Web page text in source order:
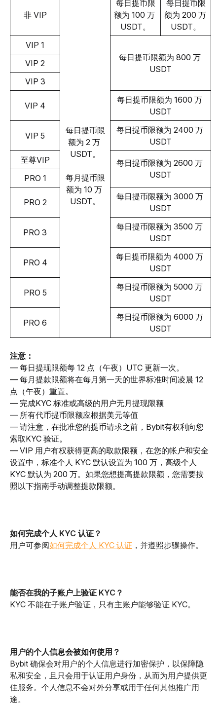
非 VIP
每日提币限
额为 2 万
USDT。
每月提币限
额为 10 万
USDT。
每日提币限
额为 100 万
USDT。
每日提币限
额为 200 万
USDT。
VIP 1
每日提币限额为 800 万
USDT
VIP 2
VIP 3
VIP 4
每日提币限额为 1600 万
USDT
VIP 5
每日提币限额为 2400 万
USDT
至尊VIP
每日提币限额为 2600 万
USDT
PRO 1
PRO 2
每日提币限额为 3000 万
USDT
PRO 3
每日提币限额为 3500 万
USDT
PRO 4
每日提币限额为 4000 万
USDT
PRO 5
每日提币限额为 5000 万
USDT
PRO 6
每日提币限额为 6000 万
USDT
注意：
— 每日提现限额每 12 点（午夜）UTC 更新一次。
— 每月提款限额将在每月第一天的世界标准时间凌晨 12
点（午夜）重置。
— 完成KYC 标准或高级的用户无月提现限额
— 所有代币提币限额应根据美元等值
— 请注意，在批准您的提币请求之前，Bybit有权利向您
索取KYC 验证。
— VIP 用户有权获得更高的取款限额，在您的帐户和安全
设置中，标准个人 KYC 默认设置为 100 万，高级个人
KYC 默认为 200 万。如果您想提高提款限额，您需要按
照以下指南手动调整提款限额。
如何完成个人 KYC 认证？
用户可参阅如何完成个人 KYC 认证 ，并遵照步骤操作。
能否在我的子账户上验证 KYC？
KYC 不能在子账户验证，只有主账户能够验证 KYC。
用户的个人信息会被如何使用？
Bybit 确保会对用户的个人信息进行加密保护，以保障隐
私和安全，且只会用于认证用户身份，从而为用户提供更
佳服务。个人信息不会对外分享或用于任何其他推广用
途。